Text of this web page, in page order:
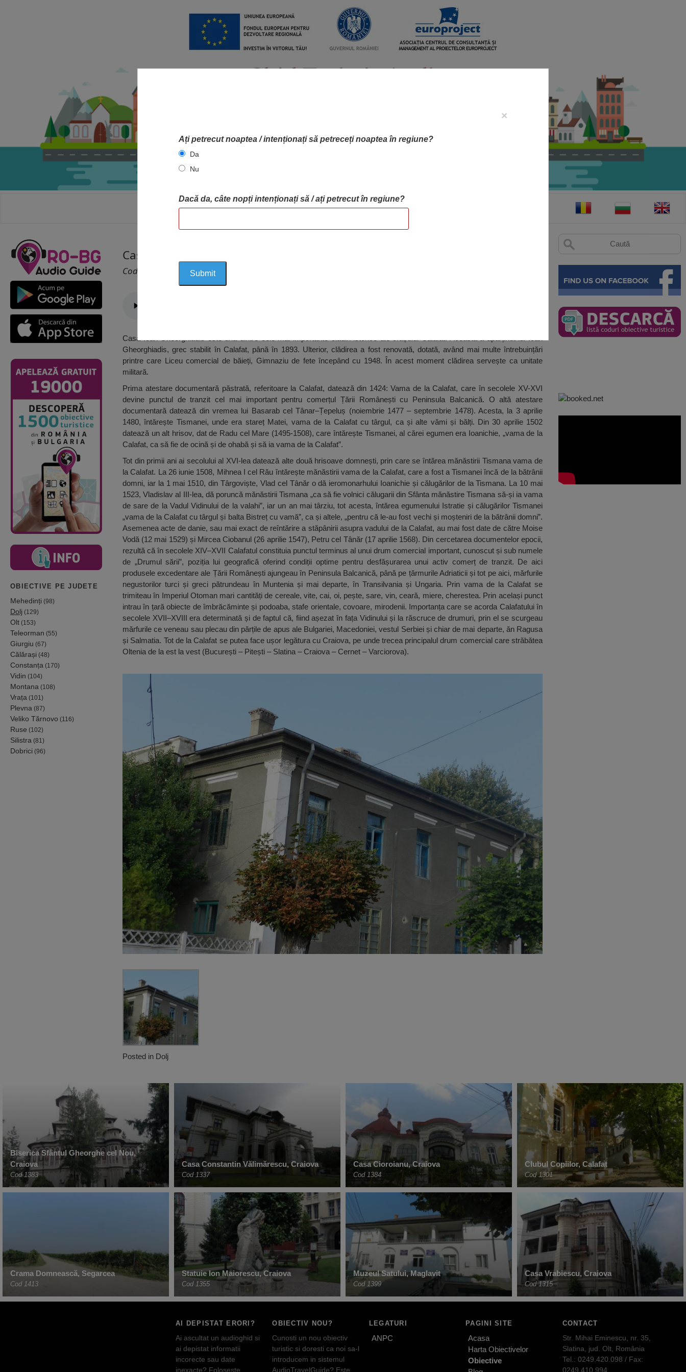
ACASA HARTA OBIECTIVELOR OBIECTIVE
OBIECTIVE PE JUDETE
Mehedinți (98)
Dolj (129)
Olt (153)
Teleorman (55)
Giurgiu (67)
Călărași (48)
Constanța (170)
Vidin (104)
Montana (108)
Vrața (101)
Plevna (87)
Veliko Tărnovo (116)
Ruse (102)
Silistra (81)
Dobrici (96)
Casa Ioan Gheorghiadis, Calafat
Cod 1300
Casa Ioan Gheorghiadis este una dintre cele mai importante clădiri istorice ale orașului Calafat. Aceasta a aparținut lui Ioan
Gheorghiadis, grec stabilit în Calafat, până în 1893. Ulterior, clădirea a fost renovată, dotată, având mai multe întrebuințări
printre care Liceu comercial de băieți, Gimnaziu de fete începând cu 1948. În acest moment clădirea servește ca unitate
militară.
Prima atestare documentară păstrată, referitoare la Calafat, datează din 1424: Vama de la Calafat, care în secolele XV-XVI
devine punctul de tranzit cel mai important pentru comerțul Țării Românești cu Peninsula Balcanică. O altă atestare
documentară datează din vremea lui Basarab cel Tânar–Țepeluș (noiembrie 1477 – septembrie 1478). Acesta, la 3 aprilie
1480, întărește Tismanei, unde era stareț Matei, vama de la Calafat cu târgul, ca și alte vămi și bălți. Din 30 aprilie 1502
datează un alt hrisov, dat de Radu cel Mare (1495-1508), care întărește Tismanei, al cărei egumen era Ioanichie, „vama de la
Calafat, ca să fie de ocină și de ohabă și să ia vama de la Calafat”.
Tot din primii ani ai secolului al XVI-lea datează alte două hrisoave domnești, prin care se întărea mănăstirii Tismana vama de
la Calafat. La 26 iunie 1508, Mihnea I cel Rău întărește mănăstirii vama de la Calafat, care a fost a Tismanei încă de la bătrânii
domni, iar la 1 mai 1510, din Târgoviște, Vlad cel Tânăr o dă ieromonarhului Ioanichie și călugărilor de la Tismana. La 10 mai
1523, Vladislav al III-lea, dă poruncă mănăstirii Tismana „ca să fie volnici călugarii din Sfânta mănăstire Tismana să-și ia vama
de sare de la Vadul Vidinului de la valahi”, iar un an mai târziu, tot acesta, întărea egumenului Istratie și călugărilor Tismanei
„vama de la Calafat cu târgul și balta Bistreț cu vamă”, ca și altele, „pentru că le-au fost vechi și moșteniri de la bătrânii domni”.
Asemenea acte de danie, sau mai exact de reîntărire a stăpânirii asupra vadului de la Calafat, au mai fost date de către Moise
Vodă (12 mai 1529) și Mircea Ciobanul (26 aprilie 1547), Petru cel Tânăr (17 aprilie 1568). Din cercetarea documentelor epocii,
rezultă că în secolele XIV–XVII Calafatul constituia punctul terminus al unui drum comercial important, cunoscut și sub numele
de „Drumul sării”, poziția lui geografică oferind condiții optime pentru desfășurarea unui activ comerț de tranzit. De aici
produsele excedentare ale Țării Românești ajungeau în Peninsula Balcanică, până pe țărmurile Adriaticii și tot pe aici, mărfurile
negustorilor turci și greci pătrundeau în Muntenia și mai departe, în Transilvania și Ungaria. Prin vama de la Calafat se
trimiteau în Imperiul Otoman mari cantități de cereale, vite, cai, oi, pește, sare, vin, ceară, miere, cherestea. Prin același punct
intrau în țară obiecte de îmbrăcăminte și podoaba, stafe orientale, covoare, mirodenii. Importanța care se acorda Calafatului în
secolele XVII–XVIII era determinată și de faptul că, fiind așezat în fața Vidinului și la răscruce de drumuri, prin el se scurgeau
mărfurile ce veneau sau plecau din părțile de apus ale Bulgariei, Macedoniei, vestul Serbiei și chiar de mai departe, ăn Ragusa
și Salmatia. Tot de la Calafat se putea face ușor legătura cu Craiova, pe unde trecea principalul drum comercial care străbătea
Oltenia de la est la vest (București – Pitești – Slatina – Craiova – Cernet – Varciorova).
×
Ați petrecut noaptea / intenționați să petreceți noaptea în regiune?
Da
Nu
Dacă da, câte nopți intenționați să / ați petrecut în regiune?
Posted in Dolj
Biserica Sfântul Gheorghe cel Nou,
Craiova
Cod 1383
Casa Constantin Vălimărescu, Craiova
Cod 1337
Casa Cioroianu, Craiova
Cod 1384
Clubul Copiilor, Calafat
Cod 1301
Crama Domnească, Segarcea
Cod 1413
Statuie Ion Maiorescu, Craiova
Cod 1355
Muzeul Satului, Maglavit
Cod 1399
Casa Vrabiescu, Craiova
Cod 1315
AI DEPISTAT ERORI?
Ai ascultat un audioghid si
ai depistat informatii
incorecte sau date
inexacte? Foloseste
OBIECTIV NOU?
Cunosti un nou obiectiv
turistic si doresti ca noi sa-l
introducem in sistemul
AudioTravelGuide? Este
LEGATURI
ANPC
PAGINI SITE
Acasa
Harta Obiectivelor
Obiective
CONTACT
Str. Mihai Eminescu, nr. 35,
Slatina, jud. Olt, România
Tel.: 0249.420.098 / Fax:
0249.410.994